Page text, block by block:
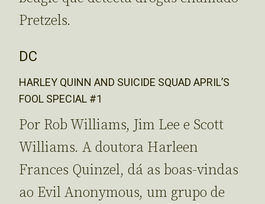
Pretzels.
DC
HARLEY QUINN AND SUICIDE SQUAD APRIL’S
FOOL SPECIAL #1
Por Rob Williams, Jim Lee e Scott
Williams. A doutora Harleen
Frances Quinzel, dá as boas-vindas
ao Evil Anonymous, um grupo de